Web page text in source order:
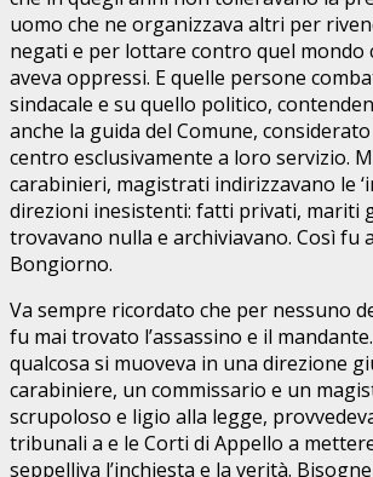
uomo che ne organizzava altri per
negati e per lottare contro quel mondo
aveva oppressi. E quelle persone
sindacale e su quello politico,
anche la guida del Comune,
centro esclusivamente a loro servizio.
carabinieri, magistrati indirizzavano le
direzioni inesistenti: fatti privati, mariti
trovavano nulla e archiviavano. Così fu
Bongiorno.
Va sempre ricordato che per nessuno
fu mai trovato l’assassino e il
qualcosa si muoveva in una direzione
carabiniere, un commissario e un
scrupoloso e ligio alla legge,
tribunali a e le Corti di Appello a
seppelliva l’inchiesta e la verità.